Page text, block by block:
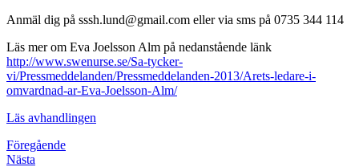
Anmäl dig på sssh.lund@gmail.com eller via sms på 0735 344 114
Läs mer om Eva Joelsson Alm på nedanstående länk
http://www.swenurse.se/Sa-tycker-
vi/Pressmeddelanden/Pressmeddelanden-2013/Arets-ledare-i-
omvardnad-ar-Eva-Joelsson-Alm/
Läs avhandlingen
Föregående
Nästa